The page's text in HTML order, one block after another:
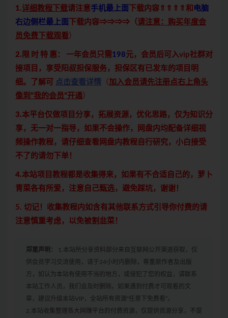
1.详细教程下载请注意手机最上面 下载内容⇑⇑⇑⇑和 电脑
右边侧栏最上面 下载内容⇒⇒⇒⇒（请注意：购买年度会
员免费下载观看）
2.限 时 特 惠： 一年会员只需198元，会员后可入vip社群对
接项目，享受阳叔担保服务，担保区有已发车的项目明
细。了解可
点击查看详情 （ 加入会员请先注册点右上角头
像到“我的会员”开通 ）
3.本平台仅做项目分享，拓展资源，优化思路，仅为知识分
享，无一对一指导，如果不会操作，网盘内均配备详细视
频操作教程，请仔细查看网盘内教程自行研究，小白接受
不了的请勿下单！
4.本站项目教程都是收集得来，如果有不合适自己的，萝卜
青菜各有所爱，注意自己甄选，避免踩坑，谢谢！
5. 切记！收集教程内如含有其他联系方式引导你付费的请
注意慎重考虑，以免被割韭菜！
郑重声明：
1.本站所分享资料部分来自互联网公开渠道获取，仅
供会员学习交流使用，请于24小时内删除，尊重原作者及出版
方，如认为本站有使用不当的地方，或侵犯了您的权益，请联系
本站工作人员，我们会及时删除。如果遇到付费才可观看的文
章，建议升级本站VIP，全站所有资源“任意下免费看”。
2.本站收集整理各大网赚平台的付费资源，仅提供资源分享，不提